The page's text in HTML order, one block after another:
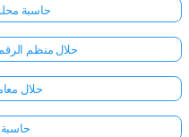
حاسبة
حلال منظم
حلال
حاسبة